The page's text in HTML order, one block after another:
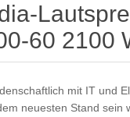
60 2100
mit IT und
neuesten Stand sein